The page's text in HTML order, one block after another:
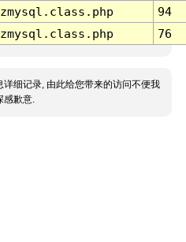
94
76
详细记录, 由此给您带来的访问不便我
感歉意.